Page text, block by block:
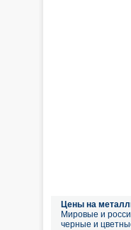
Цены на
Мировые и
черные и